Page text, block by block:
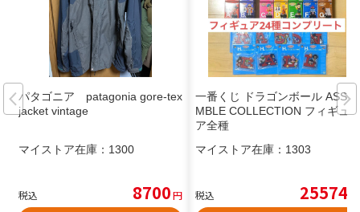
パタゴニア patagonia gore-tex
jacket vintage
マイストア在庫： 1300
税込 8700円
一番くじ ドラゴンボール ASSE
MBLE COLLECTION フィギュ
ア全種
マイストア在庫： 1303
税込 25574